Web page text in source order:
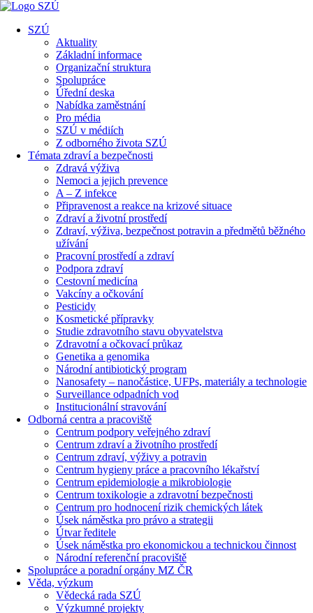
SZÚ
Aktuality
Základní informace
Organizační struktura
Spolupráce
Úřední deska
Nabídka zaměstnání
Pro média
SZÚ v médiích
Z odborného života SZÚ
Témata zdraví a bezpečnosti
Zdravá výživa
Nemoci a jejich prevence
A – Z infekce
Připravenost a reakce na krizové situace
Zdraví a životní prostředí
Zdraví, výživa, bezpečnost potravin a předmětů běžného
užívání
Pracovní prostředí a zdraví
Podpora zdraví
Cestovní medicína
Vakcíny a očkování
Pesticidy
Kosmetické přípravky
Studie zdravotního stavu obyvatelstva
Zdravotní a očkovací průkaz
Genetika a genomika
Národní antibiotický program
Nanosafety – nanočástice, UFPs, materiály a technologie
Surveillance odpadních vod
Institucionální stravování
Odborná centra a pracoviště
Centrum podpory veřejného zdraví
Centrum zdraví a životního prostředí
Centrum zdraví, výživy a potravin
Centrum hygieny práce a pracovního lékařství
Centrum epidemiologie a mikrobiologie
Centrum toxikologie a zdravotní bezpečnosti
Centrum pro hodnocení rizik chemických látek
Úsek náměstka pro právo a strategii
Útvar ředitele
Úsek náměstka pro ekonomickou a technickou činnost
Národní referenční pracoviště
Spolupráce a poradní orgány MZ ČR
Věda, výzkum
Vědecká rada SZÚ
Výzkumné projekty